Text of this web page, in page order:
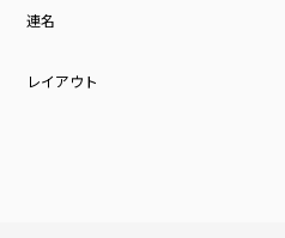
連名
レイアウト